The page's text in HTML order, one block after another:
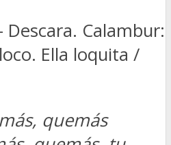
Calambur:
Ella loquita /
quemás